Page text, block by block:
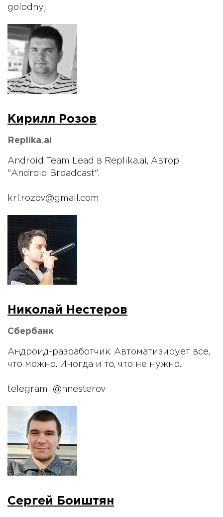
golodnyj
Кирилл Розов
Replika.ai
Android Team Lead в Replika.ai, Автор
"Android Broadcast".
krl.rozov@gmail.com
Николай Нестеров
Сбербанк
Андроид-разработчик. Автоматизирует все,
что можно. Иногда и то, что не нужно.
telegram: @nnesterov
Сергей Боиштян